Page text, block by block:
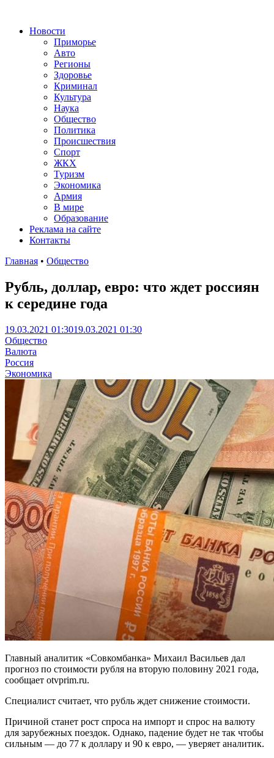
Новости
Приморье
Авто
Регионы
Здоровье
Криминал
Культура
Наука
Общество
Политика
Происшествия
Спорт
ЖКХ
Туризм
Экономика
Армия
В мире
Образование
Реклама на сайте
Контакты
Главная • Общество
Рубль, доллар, евро: что ждет россиян
к середине года
19.03.2021 01:3019.03.2021 01:30
Общество
Валюта
Россия
Экономика
Главный аналитик «Совкомбанка» Михаил Васильев дал
прогноз по стоимости рубля на вторую половину 2021 года,
сообщает otvprim.ru.
Специалист считает, что рубль ждет снижение стоимости.
Причиной станет рост спроса на импорт и спрос на валюту
для зарубежных поездок. Однако, падение будет не так чтобы
сильным — до 77 к доллару и 90 к евро, — уверяет аналитик.